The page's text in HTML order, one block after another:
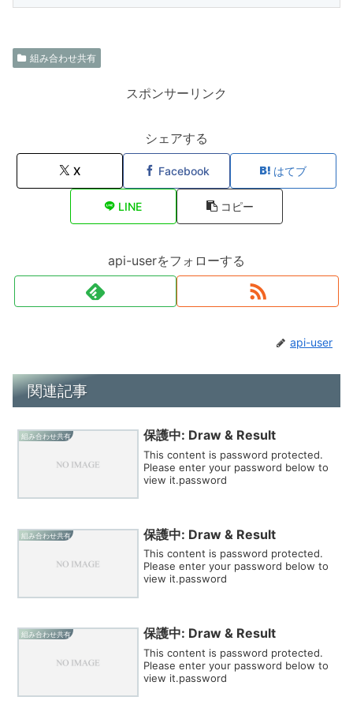
組み合わせ共有
スポンサーリンク
シェアする
X Facebook はてブ
LINE コピー
api-userをフォローする
api-user
関連記事
組み合わせ共有 保護中: Draw & Result
This content is password protected.
Please enter your password below to
view it.password
組み合わせ共有 保護中: Draw & Result
This content is password protected.
Please enter your password below to
view it.password
組み合わせ共有 保護中: Draw & Result
This content is password protected.
Please enter your password below to
view it.password